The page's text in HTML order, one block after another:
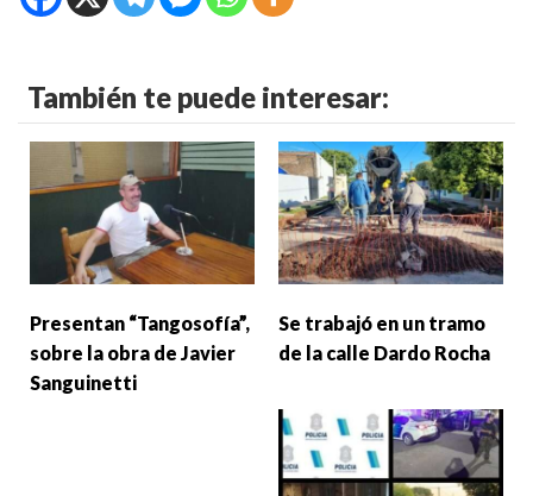
También te puede interesar:
Presentan “Tangosofía”,
sobre la obra de Javier
Sanguinetti
Se trabajó en un tramo
de la calle Dardo Rocha